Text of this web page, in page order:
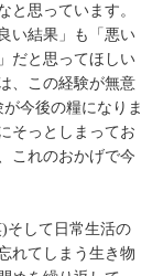
と思っています。
い結果」も「悪い
だと思ってほしい
、この経験が無意
今後の糧になりま
そっとしまってお
これのおかげで今
そして日常生活の
れてしまう生き物